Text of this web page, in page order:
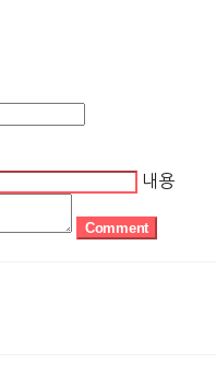
내용
Comment